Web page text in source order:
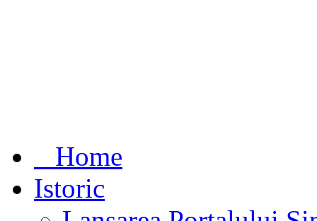
Home
Istoric